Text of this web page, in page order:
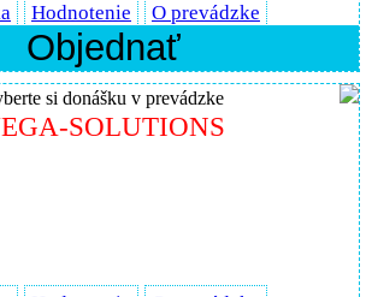
Hodnotenie O prevádzke
Objednať
si donášku v prevádzke
SOLUTIONS